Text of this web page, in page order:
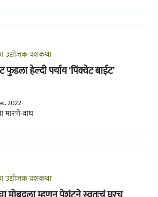
उद्योजक यशकथा
फुडला हेल्दी पर्याय 'पिंक्वेट बाईट'
2022
मारणे-वाघ
उद्योजक यशकथा